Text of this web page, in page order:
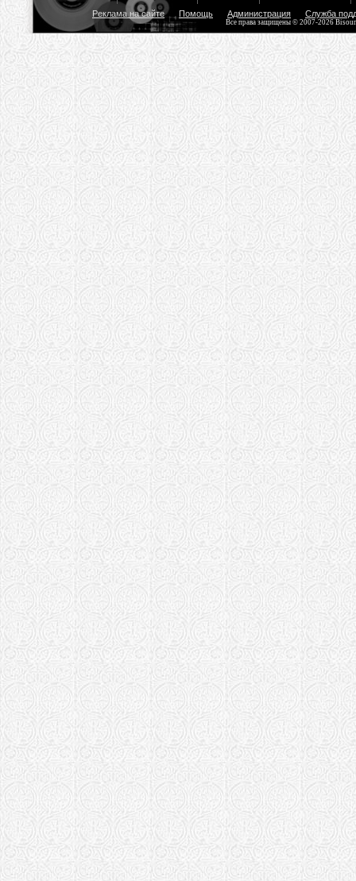
Реклама на сайте Помощь Администрация Служба
Все права защищены © 2007-2026